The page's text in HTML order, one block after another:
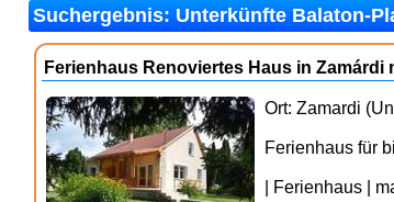
Suchergebnis: Unterkünfte Balaton-
Ferienhaus Renoviertes Haus in
Ort: Zamardi
Ferienhaus für
| Ferienhaus |